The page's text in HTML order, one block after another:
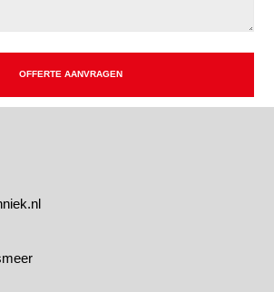
OFFERTE AANVRAGEN